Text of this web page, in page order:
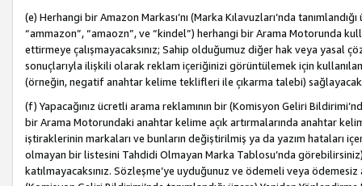
(e) Herhangi bir Amazon Markası’nı (Marka Kılavuzları’nda
“ammazon”, “amaozn”, ve “kindel”) herhangi bir Arama Motorunda
ettirmeye çalışmayacaksınız; Sahip olduğumuz diğer hak veya yasal
sonuçlarıyla ilişkili olarak reklam içeriğinizi görüntülemek için
(örneğin, negatif anahtar kelime teklifleri ile çıkarma talebi)
(f) Yapacağınız ücretli arama reklamının bir (Komisyon Geliri
bir Arama Motorundaki anahtar kelime açık artırmalarında anahtar
iştiraklerinin markaları ve bunların değiştirilmiş ya da yazım hataları
olmayan bir listesini Tahdidi Olmayan Marka Tablosu’nda
katılmayacaksınız. Sözleşme’ye uyduğunuz ve ödemeli veya